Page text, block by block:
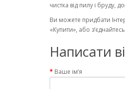
чистка від пилу і бруду,
Ви можете придбати
«Купити», або
Написати
Ваше ім’я